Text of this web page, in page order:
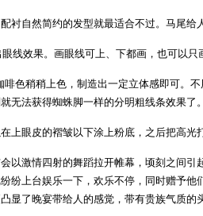
衬自然简约的发型就最适合不过。马尾给
线效果。画眼线可上、下都画，也可以
啡色稍稍上色，制造出一定立体感即可。
无法获得蜘蛛脚一样的分明粗线条效果了。
上眼皮的褶皱以下涂上粉底，之后把高光
以激情四射的舞蹈拉开帷幕，顷刻之间
纷上台娱乐一下，欢乐不停，同时赠予
显了晚宴带给人的感觉，带有贵族气质